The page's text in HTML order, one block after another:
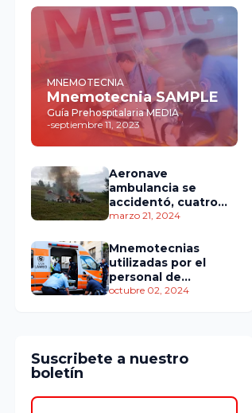
MNEMOTECNIA
Mnemotecnia SAMPLE
Guía Prehospitalaria MEDIA
-septiembre 11, 2023
Aeronave
ambulancia se
accidentó, cuatro
personas murieron
marzo 21, 2024
Mnemotecnias
utilizadas por el
personal de
atención
octubre 02, 2024
Suscribete a nuestro
boletín